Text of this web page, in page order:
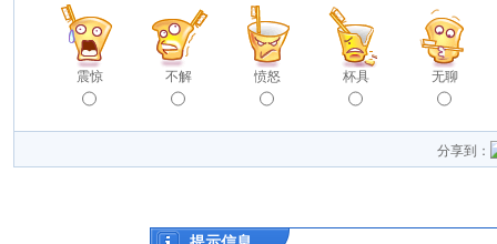
震惊 不解 愤怒 杯具 无聊
分享到：